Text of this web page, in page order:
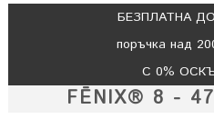
БЕЗПЛАТНА
поръчка над
С 0%
FĒNIX® 8 -